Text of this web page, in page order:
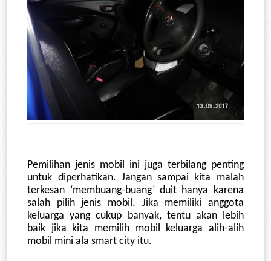
Pemilihan jenis mobil ini juga terbilang penting
untuk diperhatikan. Jangan sampai kita malah
terkesan ‘membuang-buang’ duit hanya karena
salah pilih jenis mobil. Jika memiliki anggota
keluarga yang cukup banyak, tentu akan lebih
baik jika kita memilih mobil keluarga alih-alih
mobil mini ala smart city itu.